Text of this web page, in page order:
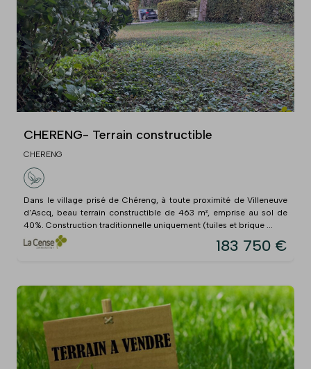
CHERENG- Terrain constructible
CHERENG
Dans le village prisé de Chéreng, à toute proximité de Villeneuve
d'Ascq, beau terrain constructible de 463 m², emprise au sol de
40%. Construction traditionnelle uniquement (tuiles et brique ...
183 750 €